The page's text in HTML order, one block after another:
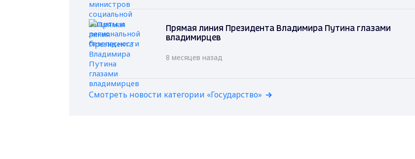
Прямая линия Президента Владимира Путина глазами
владимирцев
8 месяцев назад
Смотреть новости категории «Государство»